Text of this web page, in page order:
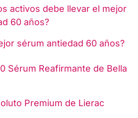
activos debe llevar el mejor
60 años?
sérum antiedad 60 años?
Sérum Reafirmante de Bella
Premium de Lierac